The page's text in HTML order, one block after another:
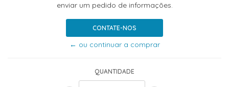
enviar um pedido de informações.
CONTATE-NOS
← ou continuar a comprar
QUANTIDADE